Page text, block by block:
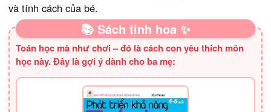
và tính cách của bé.
📚 Sách tinh hoa ✨
Toán học mà như chơi – đó là cách con yêu thích môn
học này. Đây là gợi ý dành cho ba mẹ: